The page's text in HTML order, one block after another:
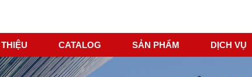
CATALOG SẢN PHẨM DỊCH VỤ